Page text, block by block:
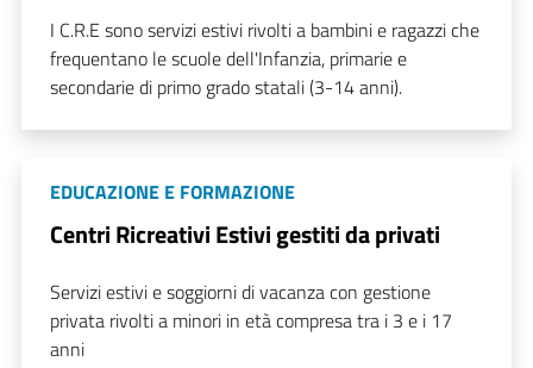
I C.R.E sono servizi estivi rivolti a bambini e ragazzi che
frequentano le scuole dell'Infanzia, primarie e
secondarie di primo grado statali (3-14 anni).
EDUCAZIONE E FORMAZIONE
Centri Ricreativi Estivi gestiti da privati
Servizi estivi e soggiorni di vacanza con gestione
privata rivolti a minori in età compresa tra i 3 e i 17
anni